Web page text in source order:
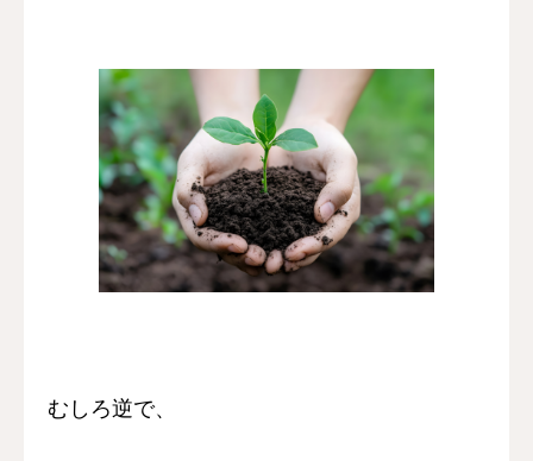
むしろ逆で、